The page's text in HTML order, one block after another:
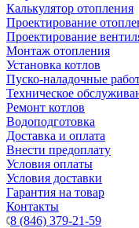
Калькулятор отопления
Проектирование
Проектирование
Монтаж отопления
Установка котлов
Пуско-наладочные
Техническое
Ремонт котлов
Водоподготовка
Доставка и оплата
Внести предоплату
Условия оплаты
Условия доставки
Гарантия на товар
Контакты
8 (846) 379-21-59